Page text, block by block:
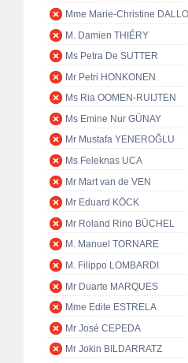
Mme Marie-Christine
M. Damien THIÉRY
Ms Petra De SUTTER
Mr Petri HONKONEN
Ms Ria OOMEN-RUIJTEN
Ms Emine Nur GÜNAY
Mr Mustafa YENEROĞLU
Ms Feleknas UCA
Mr Mart van de VEN
Mr Eduard KÖCK
Mr Roland Rino BÜCHEL
M. Manuel TORNARE
M. Filippo LOMBARDI
Mr Duarte MARQUES
Mme Edite ESTRELA
Mr José CEPEDA
Mr Jokin BILDARRATZ